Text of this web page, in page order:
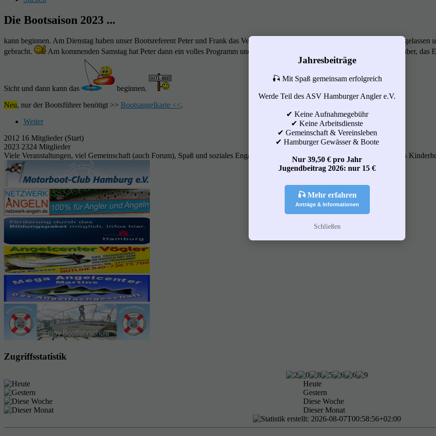
Jahresbeiträge
🎣 Mit Spaß gemeinsam erfolgreich
Werde Teil des ASV Hamburger Angler e.V.
✔ Keine Aufnahmegebühr
✔ Keine Arbeitsdienste
✔ Gemeinschaft & Vereinsleben
✔ Hamburger Gewässer & Boote
Nur 39,50 € pro Jahr
Jugendbeitrag 2026: nur 15 €
🎣 Mehr erfahren
Anträge & Informationen
Schließen
Die Bootsaison 2023 ...
kann beginnen. Am Dienstag haben unser Bootsreferent Peter und Frank das Vereinsboot Zander II auf der Dove-Elbe
zur Wasser gelassen
gebracht.
Am kommenden Samstag hat Peter dann ein volles Programm und 10 Bootseinweisungen ( ) . Oha ... aber, das
Sicht und dann kann das
beginnen.
Neu, nur der Bootsführer benötigt >> Bootsangelkarte <<.
Weiter
2012 16 Mitglieder (Start)
2023 2324 Mitglieder
Viele Veranstaltungen, viel Gemeinschaft (auch Forum), Spaß und soziales Engagement zeichnen uns aus. Bisherige Spende an das
Zugriffsstatistik
Heute
Gestern
Diese Woche
Dieser Monat